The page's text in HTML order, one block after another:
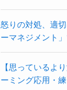
怒りの対処、適
ーマネジメント
【思っているよ
ーミング応用・